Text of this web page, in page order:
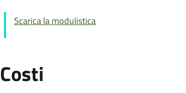
Scarica la modulistica
Costi